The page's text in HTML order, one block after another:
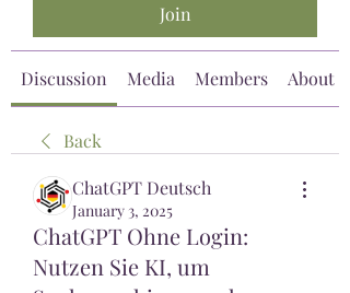
Join
Discussion Media Members About
Back
ChatGPT Deutsch
January 3, 2025
ChatGPT Ohne Login:
Nutzen Sie KI, um